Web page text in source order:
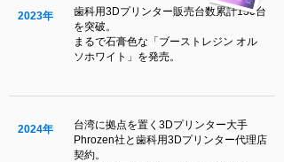
2023年
歯科用3Dプリンター販売台数累計150台
を突破。
​まるで石膏色な「ブーストレジン オル
ソホワイト」を発売。
2024年
台湾に拠点を置く3Dプリンター大手
Phrozen社と歯科用3Dプリンター代理店
契約。